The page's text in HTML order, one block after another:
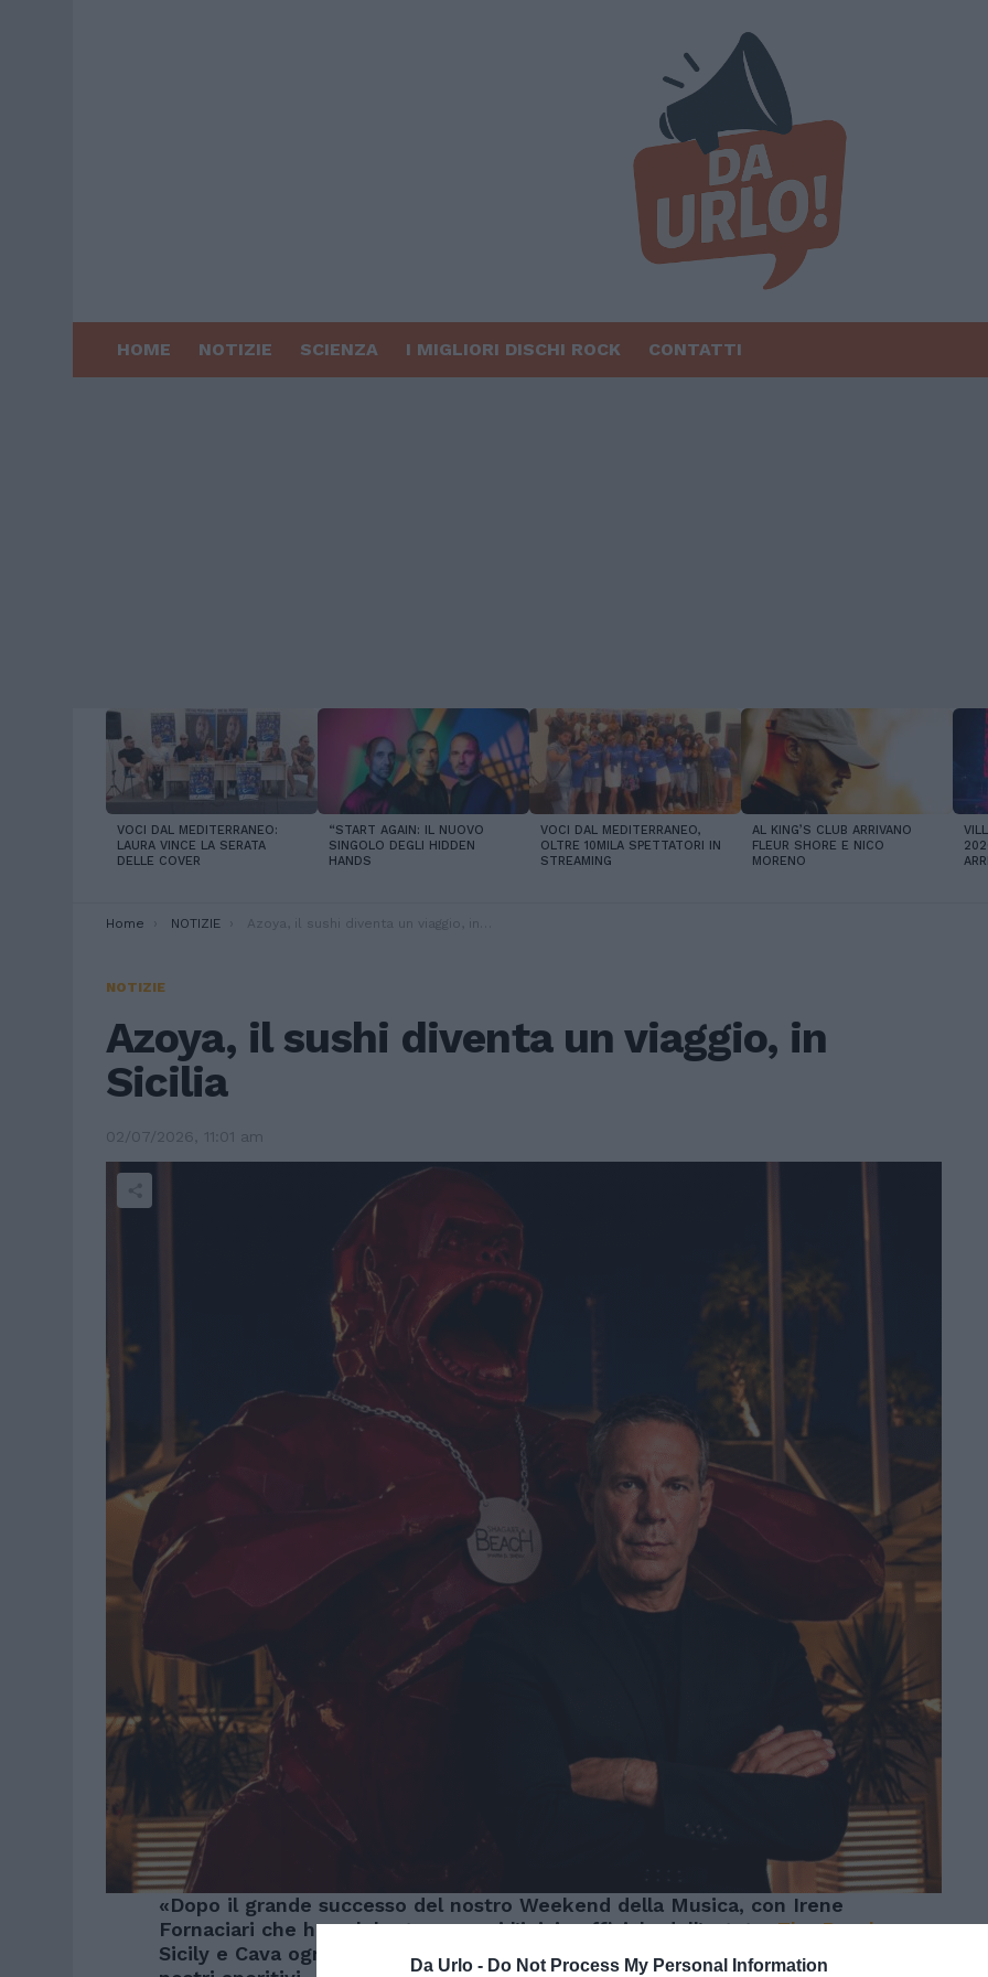
Da Urlo - Do Not Process My Personal Information
HOME NOTIZIE SCIENZA I MIGLIORI DISCHI ROCK CONTATTI
LATEST
STORIES
VOCI DAL MEDITERRANEO:
LAURA VINCE LA SERATA
DELLE COVER
“START AGAIN: IL NUOVO
SINGOLO DEGLI HIDDEN
HANDS
VOCI DAL MEDITERRANEO,
OLTRE 10MILA SPETTATORI IN
STREAMING
AL KING’S CLUB ARRIVANO
FLEUR SHORE E NICO
MORENO
You are here:
Home NOTIZIE Azoya, il sushi diventa un viaggio, in Sicilia
NOTIZIE
Azoya, il sushi diventa un viaggio, in
Sicilia
02/07/2026, 11:01 am
«Dopo il grande successo del nostro Weekend della Musica, con Irene
Fornaciari che ha celebrato con noi l’inizio ufficiale dell’estate,The Beach
Sicily e Cava ogni sera regalano emozioni, con i nostri dinner show e i